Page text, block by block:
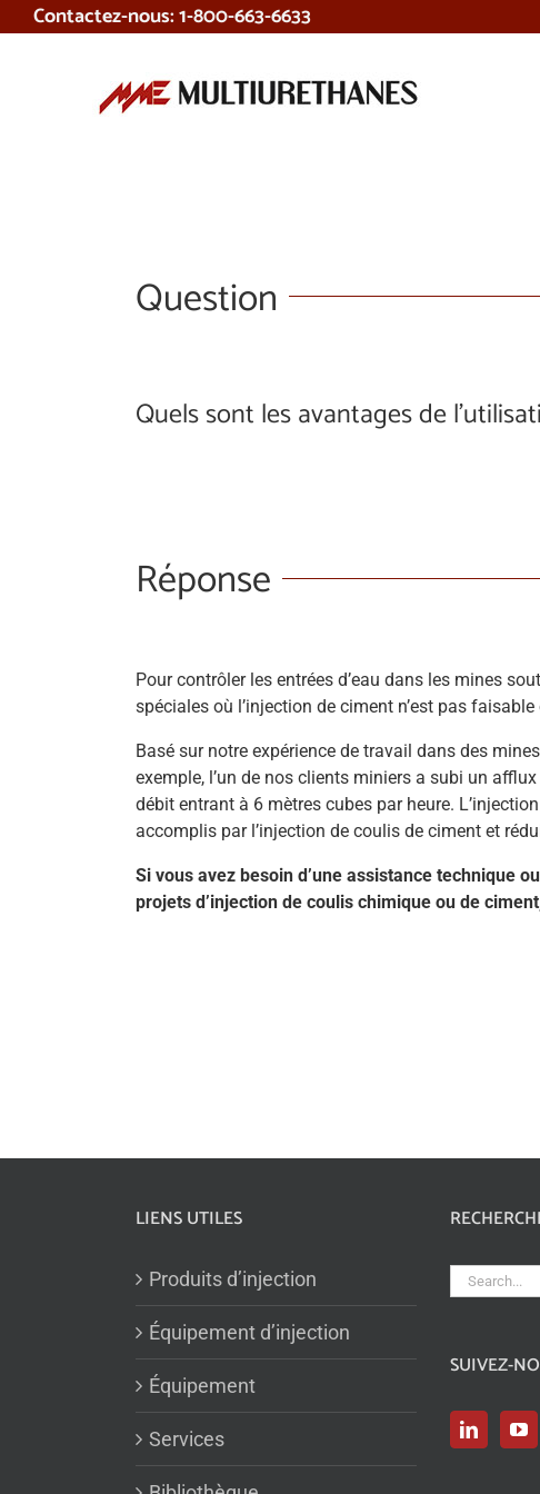
SkipContactez-nous: 1-800-663-6633
Question
Quels sont les avantages de
Réponse
Pour contrôler les entrées d’eau dans les mines
spéciales où l’injection de ciment n’est pas
Basé sur notre expérience de travail dans des
exemple, l’un de nos clients miniers a subi un
débit entrant à 6 mètres cubes par heure.
accomplis par l’injection de coulis de ciment et
Si vous avez besoin d’une assistance technique
projets d’injection de coulis chimique ou de
LIENS UTILES
Produits d’injection
Équipement d’injection
Équipement
Services
Search
SUIVEZ-